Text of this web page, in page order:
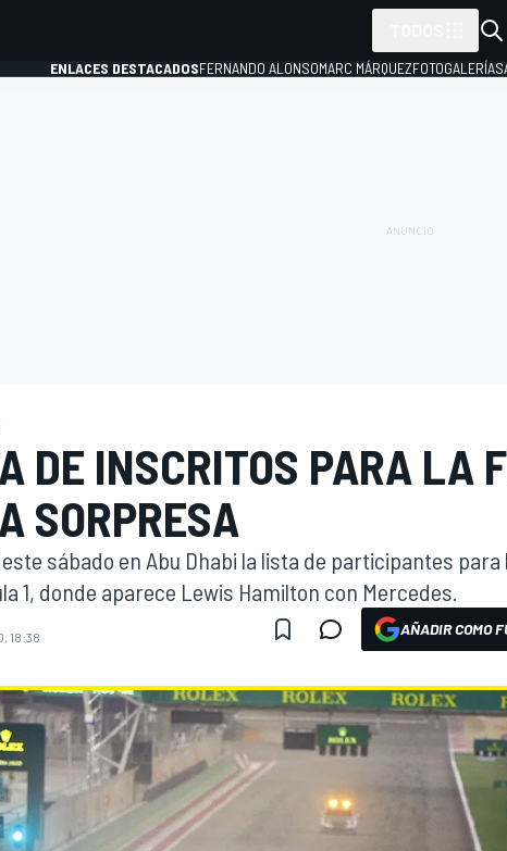
ENLACES DESTACADOSFERNANDO ALONSOMARC MÁRQUEZFOTOGALERÍAS
DE INSCRITOS PARA LA
SORPRESA
sábado en Abu Dhabi la lista de participantes
1, donde aparece Lewis Hamilton con Mercedes.
18:38 AÑADIR COMO